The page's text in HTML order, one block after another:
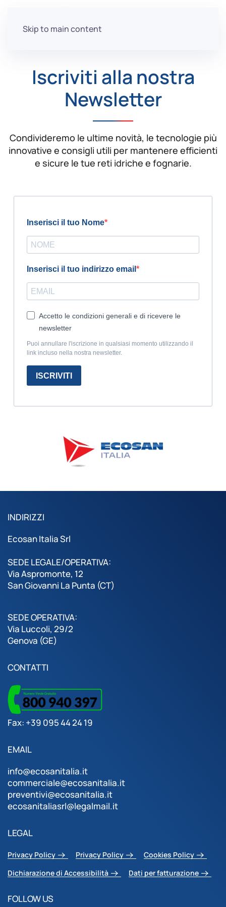
Skip to main content
Iscriviti alla nostra
Newsletter
Condivideremo le ultime novità, le tecnologie più
innovative e consigli utili per mantenere efficienti
e sicure le tue reti idriche e fognarie.
Inserisci il tuo Nome
Inserisci il tuo indirizzo email
Accetto le condizioni generali e di ricevere le
newsletter
Puoi annullare l'iscrizione in qualsiasi momento utilizzando il
link incluso nella nostra newsletter.
ISCRIVITI
INDIRIZZI
Ecosan Italia Srl
SEDE LEGALE/OPERATIVA:
Via Aspromonte, 12
San Giovanni La Punta (CT)
SEDE OPERATIVA:
Via Luccoli, 29/2
Genova (GE)
CONTATTI
Fax: +39 095 44 24 19
EMAIL
info@ecosanitalia.it
commerciale@ecosanitalia.it
preventivi@ecosanitalia.it
ecosanitaliasrl@legalmail.it
LEGAL
Privacy Policy Privacy Policy
Cookies Policy
Dichiarazione di Accessibilità
Dati per fatturazione
FOLLOW US